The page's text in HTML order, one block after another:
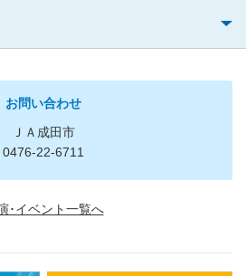
お問い合わせ
ＪＡ成田市
0476-22-6711
･イベント一覧へ